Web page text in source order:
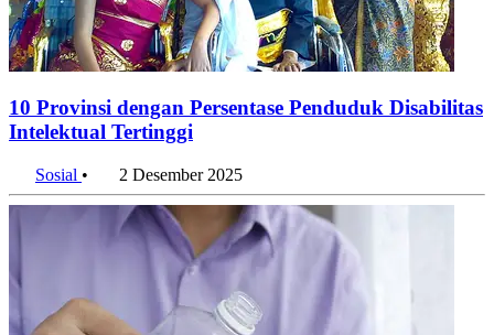
10 Provinsi dengan Persentase Penduduk Disabilitas
Intelektual Tertinggi
Sosial • 2 Desember 2025